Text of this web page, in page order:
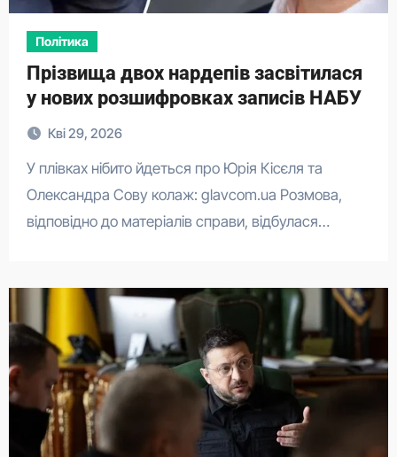
Політика
Прізвища двох нардепів засвітилася
у нових розшифровках записів НАБУ
Кві 29, 2026
У плівках нібито йдеться про Юрія Кісєля та
Олександра Сову колаж: glavcom.ua Розмова,
відповідно до матеріалів справи, відбулася…